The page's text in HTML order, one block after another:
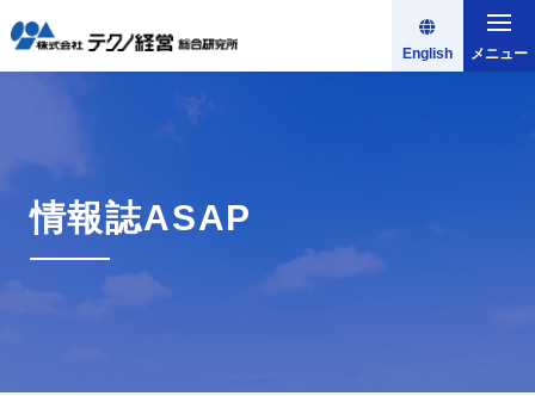
English メニュー
情報誌ASAP